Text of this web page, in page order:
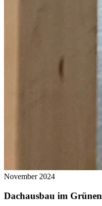
November 2024
Dachausbau im Grünen